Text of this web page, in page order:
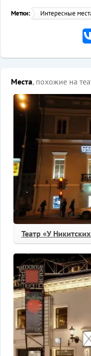
Метки: Интересные
Места, похожие на
Театр «У